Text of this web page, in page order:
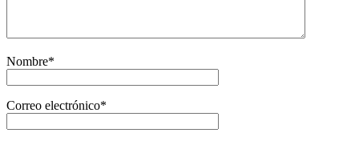
Nombre*
Correo electrónico*